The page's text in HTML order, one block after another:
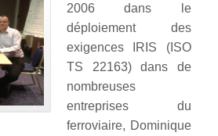
2006 dans le
déploiement des
exigences IRIS (ISO
TS 22163) dans de
nombreuses
entreprises du
ferroviaire, Dominique